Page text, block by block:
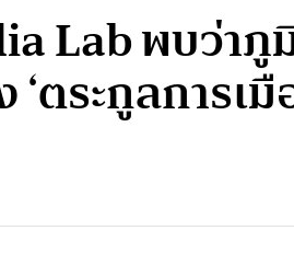
Lab พบว่า
ตระกูลการเ